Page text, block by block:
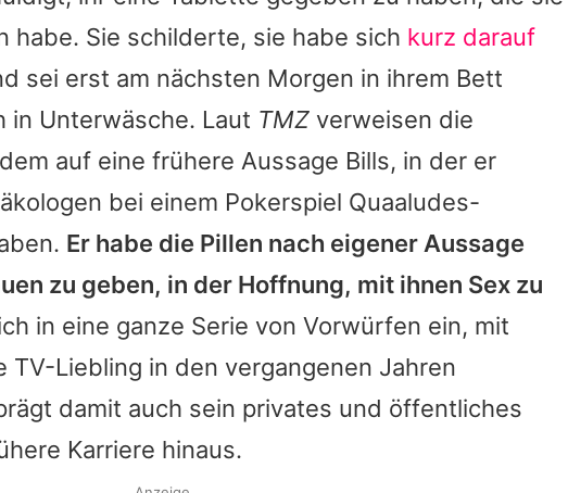
habe. Sie schilderte, sie habe sich kurz darauf
sei erst am nächsten Morgen in ihrem Bett
in Unterwäsche. Laut TMZ verweisen die
auf eine frühere Aussage Bills, in der er
bei einem Pokerspiel Quaaludes-
Er habe die Pillen nach eigener Aussage
zu geben, in der Hoffnung, mit ihnen Sex zu
in eine ganze Serie von Vorwürfen ein, mit
TV-Liebling in den vergangenen Jahren
damit auch sein privates und öffentliches
Karriere hinaus.